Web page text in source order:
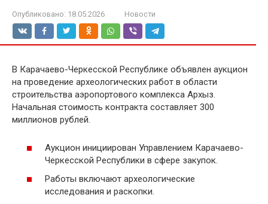
Опубликовано: 18.05.2026 Новости
В Карачаево-Черкесской Республике объявлен аукцион
на проведение археологических работ в области
строительства аэропортового комплекса Архыз.
Начальная стоимость контракта составляет 300
миллионов рублей.
Аукцион инициирован Управлением Карачаево-
Черкесской Республики в сфере закупок.
Работы включают археологические
исследования и раскопки.